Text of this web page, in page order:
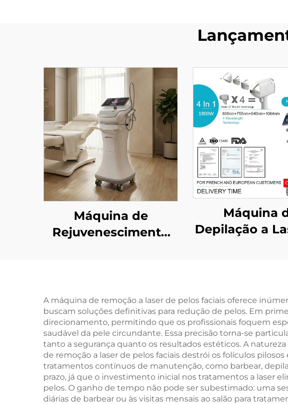
Máquina de
Rejuvenescimento
Radiofrequência de
Dupla Frequência
(1/2 MHz)
Máquina
Depilação a
1200 W,
3000 W,
onda de 755
nm, 940 nm
nm,
MDR, FDA e
A máquina de remoção a laser de pelos faciais oferece
buscam soluções definitivas para redução de pelos. Em
direcionamento, permitindo que os profissionais foquem
saudável da pele circundante. Essa precisão torna-se
tanto a segurança quanto os resultados estéticos. A
de remoção a laser de pelos faciais destrói os folículos
tratamentos contínuos de manutenção, como barbear,
prazo, já que o investimento inicial nos tratamentos a laser
pelos. O ganho de tempo não pode ser subestimado: uma
diárias de barbear ou às visitas mensais ao salão para